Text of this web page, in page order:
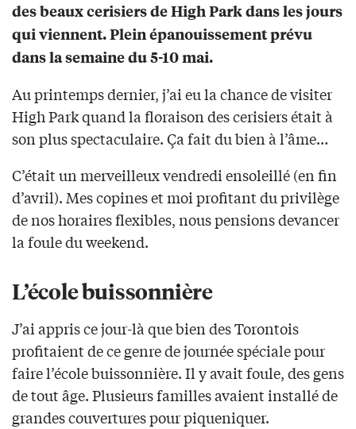
des beaux cerisiers de High Park dans les jours
qui viennent. Plein épanouissement prévu
dans la semaine du 5-10 mai.
Au printemps dernier, j’ai eu la chance de visiter
High Park quand la floraison des cerisiers était à
son plus spectaculaire. Ça fait du bien à l’âme…
C’était un merveilleux vendredi ensoleillé (en fin
d’avril). Mes copines et moi profitant du privilège
de nos horaires flexibles, nous pensions devancer
la foule du weekend.
L’école buissonnière
J’ai appris ce jour-là que bien des Torontois
profitaient de ce genre de journée spéciale pour
faire l’école buissonnière. Il y avait foule, des gens
de tout âge. Plusieurs familles avaient installé de
grandes couvertures pour piqueniquer.